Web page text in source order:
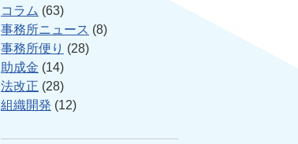
コラム (63)
事務所ニュース (8)
事務所便り (28)
助成金 (14)
法改正 (28)
組織開発 (12)